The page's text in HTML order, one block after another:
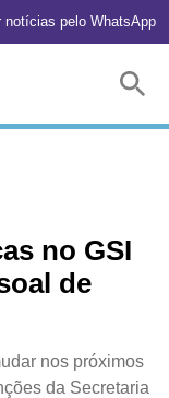
notícias pelo WhatsApp
no GSI
de
nos próximos
da Secretaria